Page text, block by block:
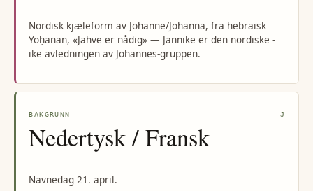
Nordisk kjæleform av Johanne/Johanna, fra hebraisk
Yoḥanan, «Jahve er nådig» — Jannike er den nordiske -
ike avledningen av Johannes-gruppen.
BAKGRUNN J
Nedertysk / Fransk
Navnedag 21. april.